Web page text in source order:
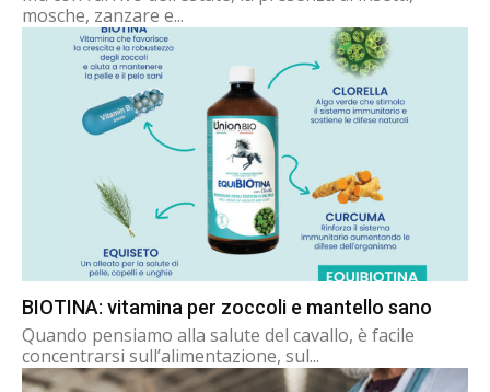
mosche, zanzare e...
BIOTINA: vitamina per zoccoli e mantello sano
Quando pensiamo alla salute del cavallo, è facile
concentrarsi sull’alimentazione, sul...